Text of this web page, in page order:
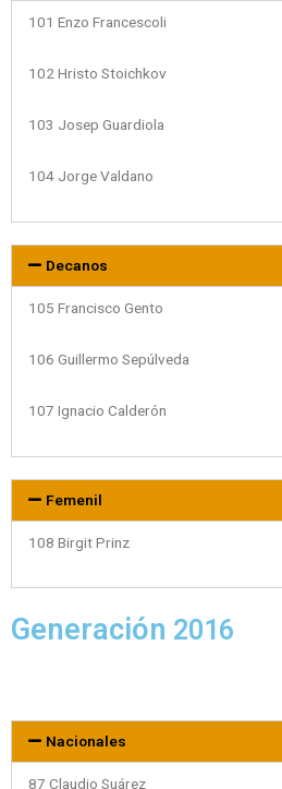
101 Enzo Francescoli
102 Hristo Stoichkov
103 Josep Guardiola
104 Jorge Valdano
Decanos
105 Francisco Gento
106 Guillermo Sepúlveda
107 Ignacio Calderón
Femenil
108 Birgit Prinz
Generación 2016
Nacionales
87 Claudio Suárez